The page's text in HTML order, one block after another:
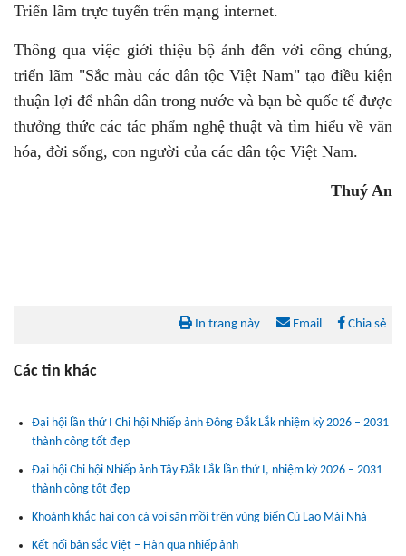
Triển lãm trực tuyến trên mạng internet.
Thông qua việc giới thiệu bộ ảnh đến với công chúng,
triển lãm "Sắc màu các dân tộc Việt Nam" tạo điều kiện
thuận lợi để nhân dân trong nước và bạn bè quốc tế được
thưởng thức các tác phẩm nghệ thuật và tìm hiểu về văn
hóa, đời sống, con người của các dân tộc Việt Nam.
Thuý An
In trang này Email Chia sẻ
Các tin khác
Đại hội lần thứ I Chi hội Nhiếp ảnh Đông Đắk Lắk nhiệm kỳ 2026 – 2031
thành công tốt đẹp
Đại hội Chi hội Nhiếp ảnh Tây Đắk Lắk lần thứ I, nhiệm kỳ 2026 – 2031
thành công tốt đẹp
Khoảnh khắc hai con cá voi săn mồi trên vùng biển Cù Lao Mái Nhà
Kết nối bản sắc Việt – Hàn qua nhiếp ảnh